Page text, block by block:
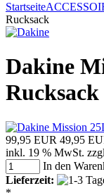
Startseite
Rucksack
Dakine
Rucksack
99,95 EUR 49,95
inkl. 19 % MwSt.
In den
Lieferzeit: